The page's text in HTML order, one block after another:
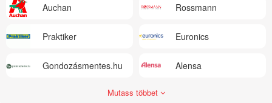
Auchan Rossmann
Praktiker Euronics
Gondozásmentes.hu Alensa
Mutass többet